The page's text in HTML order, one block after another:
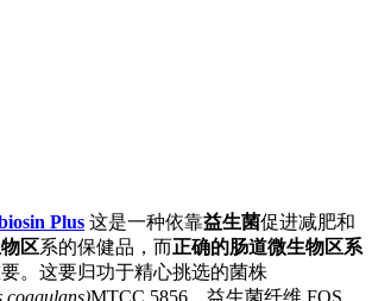
Plus 这是一种依靠益生菌促进减肥和
区系的保健品，而正确的肠道微生物区系
。这要归功于精心挑选的菌株